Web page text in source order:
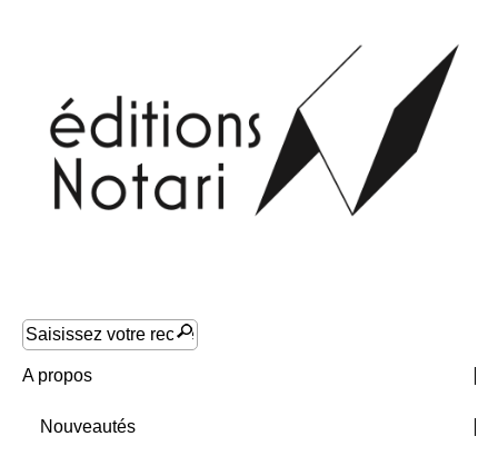
A propos
Nouveautés